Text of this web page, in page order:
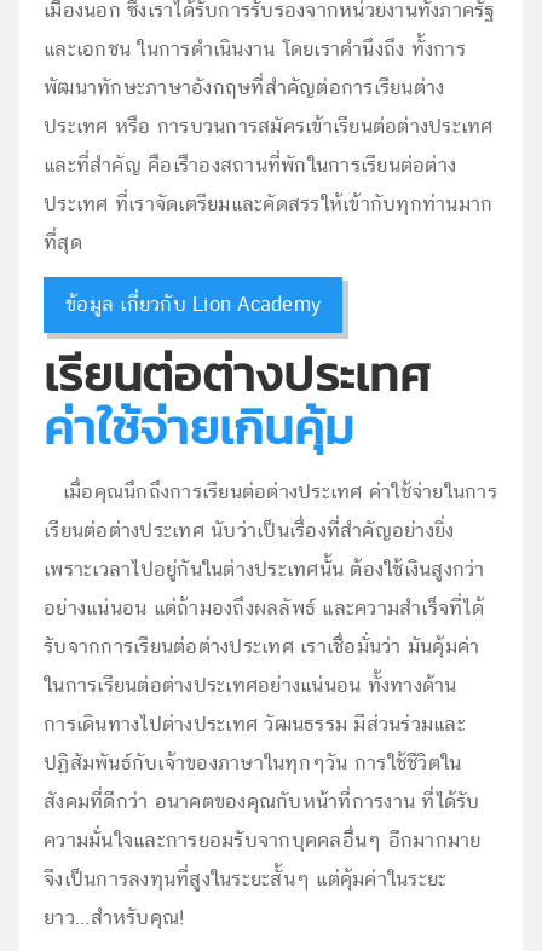
เมืองนอก ซึ่งเราได้รับการรับรองจากหน่วยงานทั้งภาครัฐ
และเอกชน ในการดำเนินงาน โดยเราคำนึงถึง ทั้งการ
พัฒนาทักษะภาษาอังกฤษที่สำคัญต่อการเรียนต่าง
ประเทศ หรือ การบวนการสมัครเข้าเรียนต่อต่างประเทศ
และที่สำคัญ คือเรืาองสถานที่พักในการเรียนต่อต่าง
ประเทศ ที่เราจัดเตรียมและคัดสรรให้เข้ากับทุกท่านมาก
ที่สุด
ข้อมูล เกี่ยวกับ Lion Academy
เรียนต่อต่างประเทศ
ค่าใช้จ่ายเกินคุ้ม
เมื่อคุณนึกถึงการเรียนต่อต่างประเทศ ค่าใช้จ่ายในการ
เรียนต่อต่างประเทศ นับว่าเป็นเรื่องที่สำคัญอย่างยิ่ง
เพราะเวลาไปอยู่กันในต่างประเทศนั้น ต้องใช้เงินสูงกว่า
อย่างแน่นอน แต่ถ้ามองถึงผลลัพธ์ และความสำเร็จที่ได้
รับจากการเรียนต่อต่างประเทศ เราเชื่อมั่นว่า มันคุ้มค่า
ในการเรียนต่อต่างประเทศอย่างแน่นอน ทั้งทางด้าน
การเดินทางไปต่างประเทศ วัฒนธรรม มีส่วนร่วมและ
ปฏิสัมพันธ์กับเจ้าของภาษาในทุกๆวัน การใช้ชีวิตใน
สังคมที่ดีกว่า อนาคตของคุณกับหน้าที่การงาน ที่ได้รับ
ความมั่นใจและการยอมรับจากบุคคลอื่นๆ อีกมากมาย
จีงเป็นการลงทุนที่สูงในระยะสั้นๆ แต่คุ้มค่าในระยะ
ยาว...สำหรับคุณ!